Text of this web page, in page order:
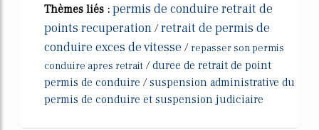
Thèmes liés : permis de conduire retrait de
points recuperation /retrait de permis de
conduire exces de vitesse / repasser son permis
conduire apres retrait /duree de retrait de point
permis de conduire /suspension administrative du
permis de conduire et suspension judiciaire